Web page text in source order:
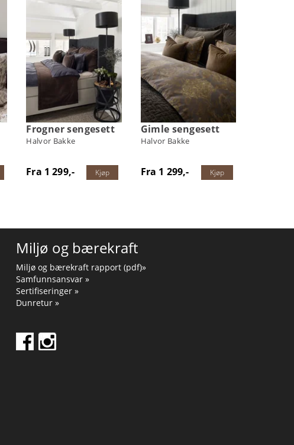
Frogner sengesett
Halvor Bakke
Fra 1 299,- Kjøp
Gimle sengesett
Halvor Bakke
Fra 1 299,- Kjøp
Miljø og bærekraft
Miljø og bærekraft rapport (pdf)»
Samfunnsansvar »
Sertifiseringer »
Dunretur »